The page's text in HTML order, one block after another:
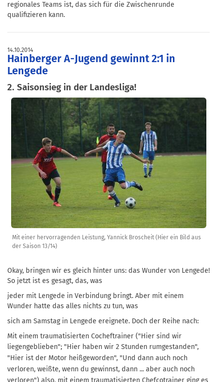
regionales Teams ist, das sich für die Zwischenrunde
qualifizieren kann.
14.10.2014
Hainberger A-Jugend gewinnt 2:1 in
Lengede
2. Saisonsieg in der Landesliga!
Mit einer hervorragenden Leistung, Yannick Broscheit (Hier ein Bild aus
der Saison 13/14)
Okay, bringen wir es gleich hinter uns: das Wunder von Lengede!
So jetzt ist es gesagt, das, was
jeder mit Lengede in Verbindung bringt. Aber mit einem
Wunder hatte das alles nichts zu tun, was
sich am Samstag in Lengede ereignete. Doch der Reihe nach:
Mit einem traumatisierten Cocheftrainer ("Hier sind wir
liegengeblieben"; "Hier haben wir 2 Stunden rumgestanden",
"Hier ist der Motor heißgeworden", "Und dann auch noch
verloren, weißte, wenn du gewinnst, dann ... aber auch noch
verloren") also, mit einem traumatisierten Chefcotrainer ginges